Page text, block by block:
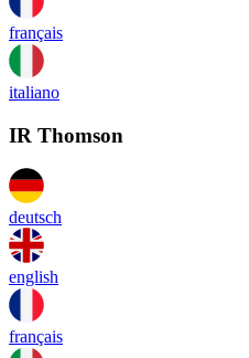
français
italiano
IR Thomson
deutsch
english
français